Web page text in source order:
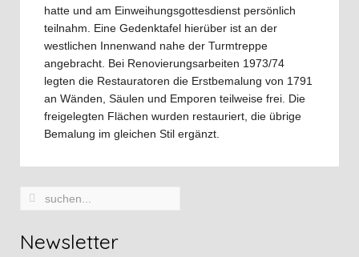
hatte und am Einweihungsgottesdienst persönlich
teilnahm. Eine Gedenktafel hierüber ist an der
westlichen Innenwand nahe der Turmtreppe
angebracht. Bei Renovierungsarbeiten 1973/74
legten die Restauratoren die Erstbemalung von 1791
an Wänden, Säulen und Emporen teilweise frei. Die
freigelegten Flächen wurden restauriert, die übrige
Bemalung im gleichen Stil ergänzt.
Newsletter